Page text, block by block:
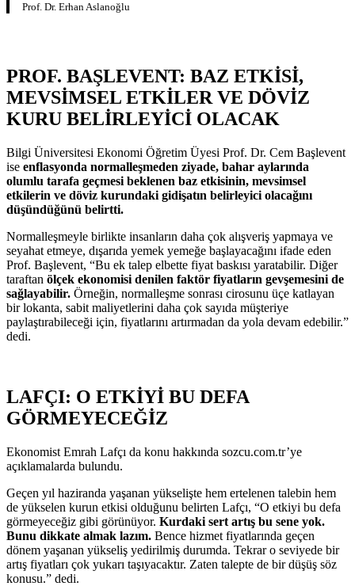
Prof. Dr. Erhan Aslanoğlu
PROF. BAŞLEVENT: BAZ ETKİSİ,
MEVSİMSEL ETKİLER VE DÖVİZ
KURU BELİRLEYİCİ OLACAK
Bilgi Üniversitesi Ekonomi Öğretim Üyesi Prof. Dr. Cem Başlevent
ise enflasyonda normalleşmeden ziyade, bahar aylarında
olumlu tarafa geçmesi beklenen baz etkisinin, mevsimsel
etkilerin ve döviz kurundaki gidişatın belirleyici olacağını
düşündüğünü belirtti.
Normalleşmeyle birlikte insanların daha çok alışveriş yapmaya ve
seyahat etmeye, dışarıda yemek yemeğe başlayacağını ifade eden
Prof. Başlevent, “Bu ek talep elbette fiyat baskısı yaratabilir. Diğer
taraftan ölçek ekonomisi denilen faktör fiyatların gevşemesini de
sağlayabilir. Örneğin, normalleşme sonrası cirosunu üçe katlayan
bir lokanta, sabit maliyetlerini daha çok sayıda müşteriye
paylaştırabileceği için, fiyatlarını artırmadan da yola devam edebilir.”
dedi.
LAFÇI: O ETKİYİ BU DEFA
GÖRMEYECEĞİZ
Ekonomist Emrah Lafçı da konu hakkında sozcu.com.tr’ye
açıklamalarda bulundu.
Geçen yıl haziranda yaşanan yükselişte hem ertelenen talebin hem
de yükselen kurun etkisi olduğunu belirten Lafçı, “O etkiyi bu defa
görmeyeceğiz gibi görünüyor. Kurdaki sert artış bu sene yok.
Bunu dikkate almak lazım. Bence hizmet fiyatlarında geçen
dönem yaşanan yükseliş yedirilmiş durumda. Tekrar o seviyede bir
artış fiyatları çok yukarı taşıyacaktır. Zaten talepte de bir düşüş söz
konusu.” dedi.